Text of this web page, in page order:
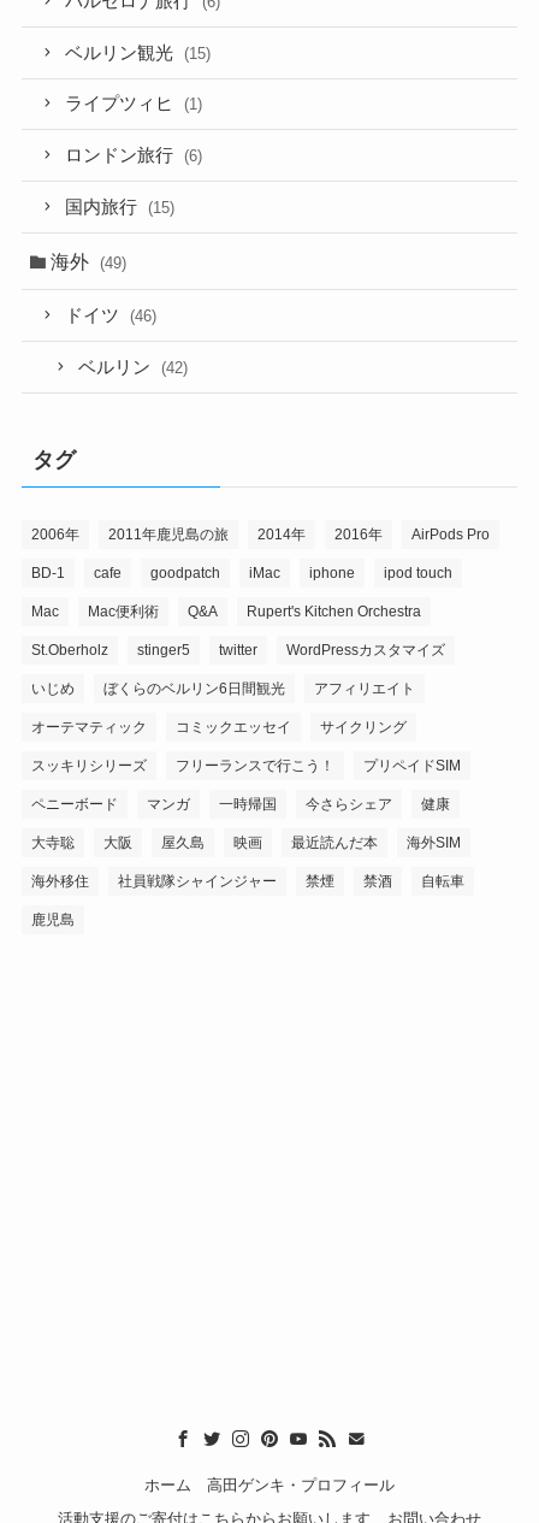
ベルリン観光 (15)
ライプツィヒ (1)
ロンドン旅行 (6)
国内旅行 (15)
海外 (49)
ドイツ (46)
ベルリン (42)
タグ
2006年 2011年鹿児島の旅 2014年 2016年 AirPods Pro
BD-1 cafe goodpatch iMac iphone ipod touch
Mac Mac便利術 Q&A Rupert's Kitchen Orchestra
St.Oberholz stinger5 twitter WordPressカスタマイズ
いじめ ぼくらのベルリン6日間観光 アフィリエイト
オーテマティック コミックエッセイ サイクリング
スッキリシリーズ フリーランスで行こう！ プリペイドSIM
ペニーボード マンガ 一時帰国 今さらシェア 健康
大寺聡 大阪 屋久島 映画 最近読んだ本 海外SIM
海外移住 社員戦隊シャインジャー 禁煙 禁酒 自転車
鹿児島
ホーム
高田ゲンキ・プロフィール
活動支援のご寄付はこちらからお願いします
お問い合わせ